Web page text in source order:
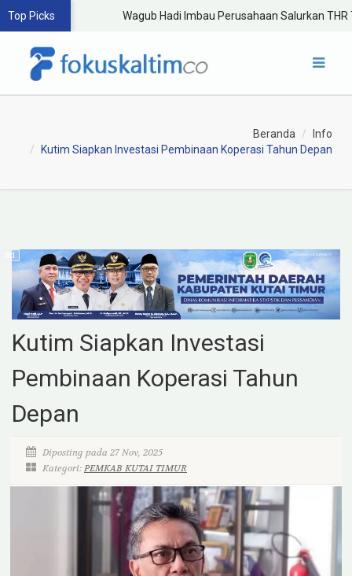
Top Picks Wagub Hadi Imbau Perusahaan Salurkan THR
Beranda
Info
Kutim Siapkan Investasi Pembinaan Koperasi Tahun Depan
Kutim Siapkan Investasi
Pembinaan Koperasi Tahun
Depan
Diposting pada 27 Nov, 2025
Kategori:PEMKAB KUTAI TIMUR